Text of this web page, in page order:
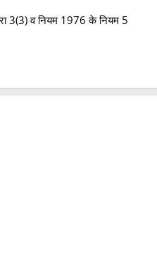
3(3) व नियम 1976 के नियम 5